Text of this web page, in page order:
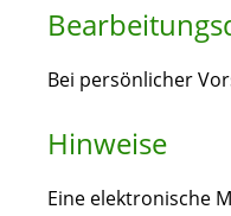
Bei persönlicher
Hinweise
Eine elektronische